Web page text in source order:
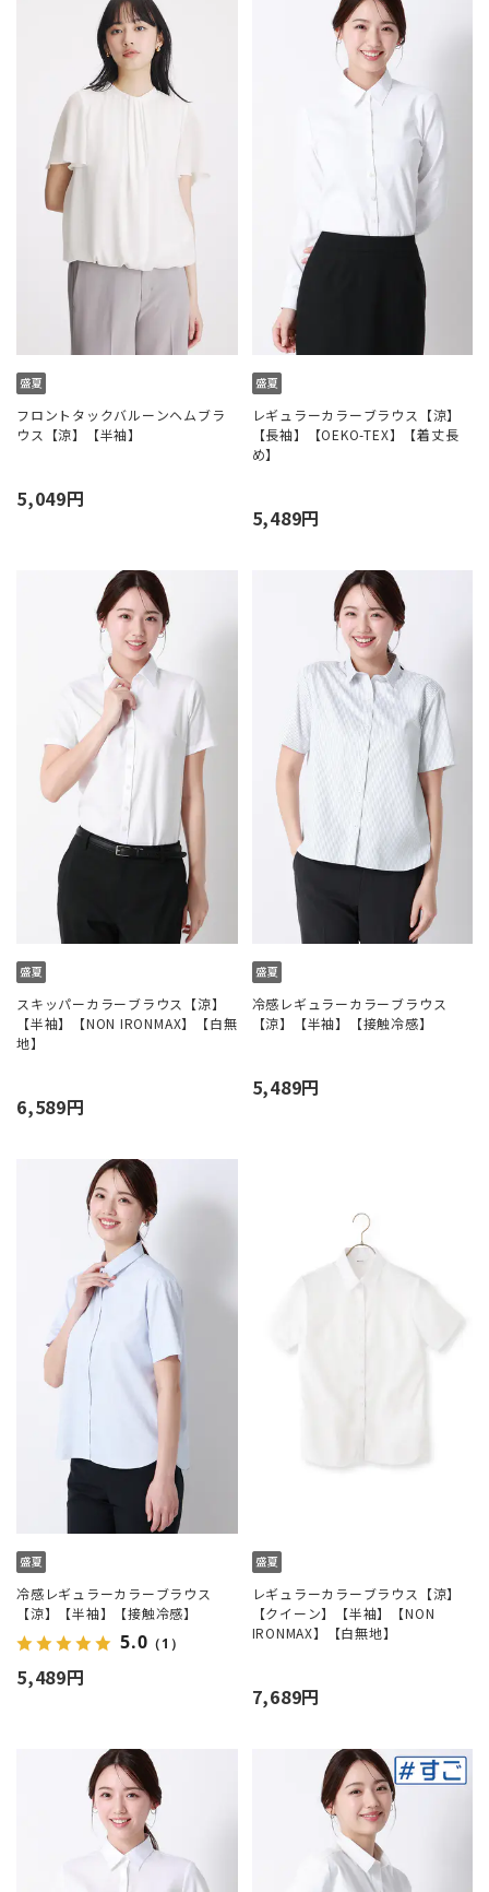
フロントタックバルーンヘムブラ
ウス【涼】【半袖】
5,049円
レギュラーカラーブラウス【涼】
【長袖】【OEKO-TEX】【着丈長
め】
5,489円
スキッパーカラーブラウス【涼】
【半袖】【NON IRONMAX】【白無
地】
6,589円
冷感レギュラーカラーブラウス
【涼】【半袖】【接触冷感】
5,489円
冷感レギュラーカラーブラウス
【涼】【半袖】【接触冷感】
5.0 （1）
5,489円
レギュラーカラーブラウス【涼】
【クイーン】【半袖】【NON
IRONMAX】【白無地】
7,689円